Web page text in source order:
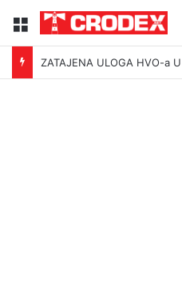
Menu
ZATAJENA ULOGA HVO-a U